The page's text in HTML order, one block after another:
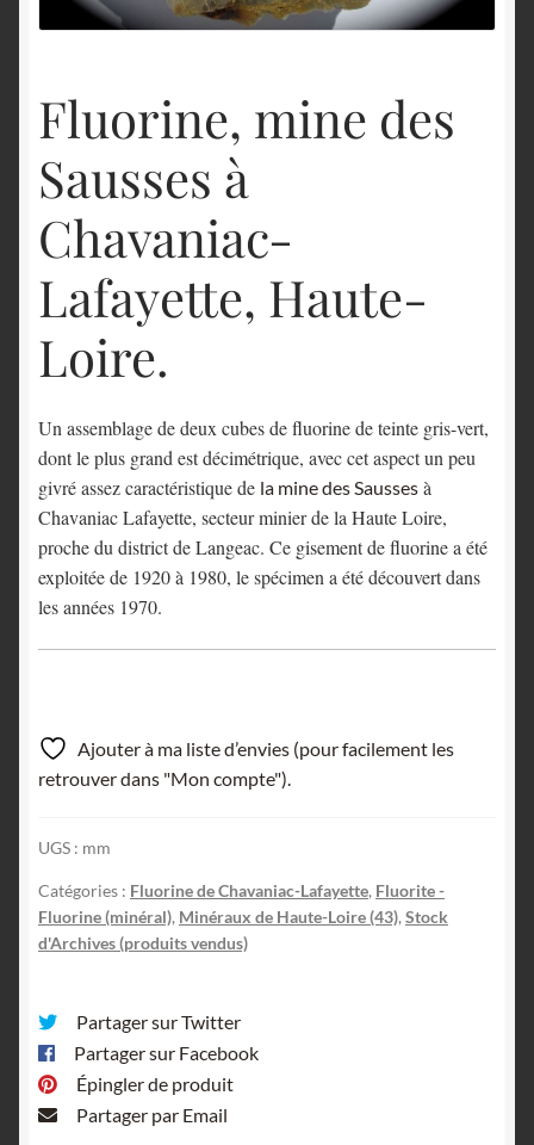
Fluorine, mine des
Sausses à
Chavaniac-
Lafayette, Haute-
Loire.
Un assemblage de deux cubes de fluorine de teinte gris-vert,
dont le plus grand est décimétrique, avec cet aspect un peu
givré assez caractéristique de la mine des Sausses à
Chavaniac Lafayette, secteur minier de la Haute Loire,
proche du district de Langeac. Ce gisement de fluorine a été
exploitée de 1920 à 1980, le spécimen a été découvert dans
les années 1970.
Ajouter à ma liste d’envies (pour facilement les
retrouver dans "Mon compte").
UGS : mm
Catégories : Fluorine de Chavaniac-Lafayette, Fluorite -
Fluorine (minéral), Minéraux de Haute-Loire (43), Stock
d'Archives (produits vendus)
Partager sur Twitter
Partager sur Facebook
Épingler de produit
Partager par Email